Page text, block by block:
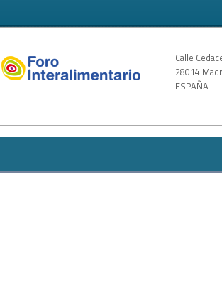
Calle
28014
ESPAÑA